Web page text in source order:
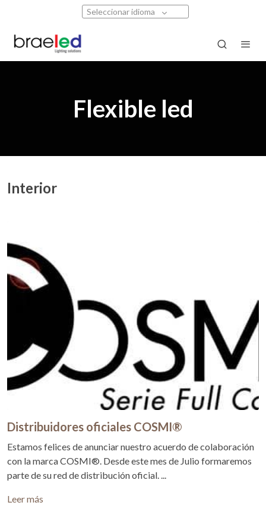
Seleccionar idioma
Flexible led
Interior
Distribuidores oficiales COSMI®
Estamos felices de anunciar nuestro acuerdo de colaboración
con la marca COSMI®. Desde este mes de Julio formaremos
parte de su red de distribución oficial. ...
Leer más